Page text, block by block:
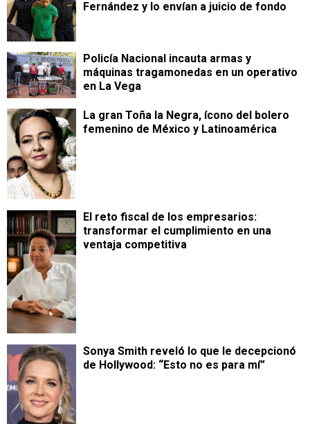
Fernández y lo envían a juicio de fondo
Policía Nacional incauta armas y
máquinas tragamonedas en un operativo
en La Vega
La gran Toña la Negra, ícono del bolero
femenino de México y Latinoamérica
​El reto fiscal de los empresarios:
transformar el cumplimiento en una
ventaja competitiva
Sonya Smith reveló lo que le decepcionó
de Hollywood: “Esto no es para mí”